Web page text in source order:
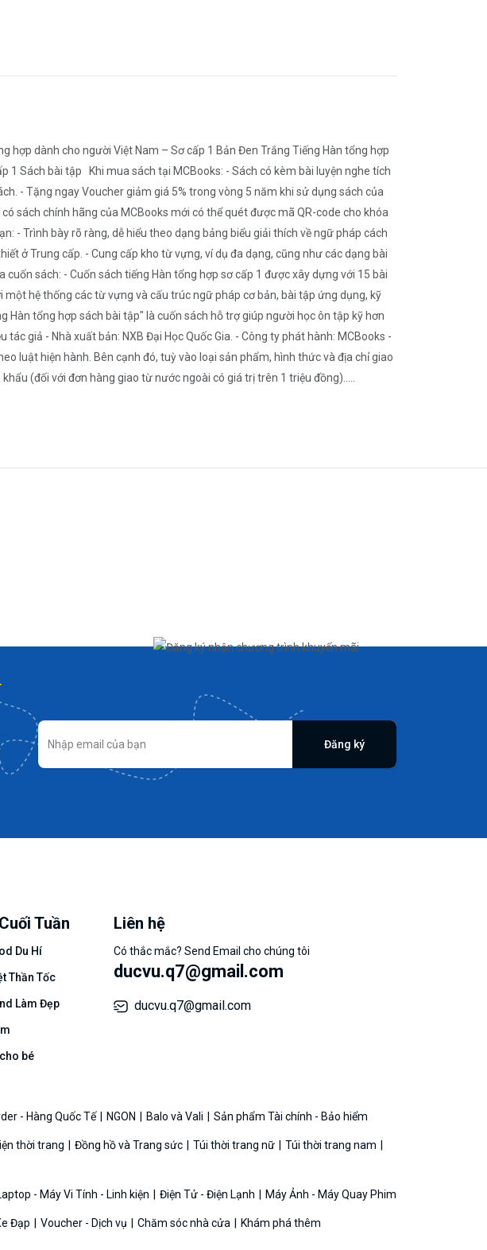
dành cho người Việt Nam – Sơ cấp 1 Bản Đen Trắng Tiếng Hàn tổng hợp
1 Sách bài tập Khi mua sách tại MCBooks: - Sách có kèm bài luyện nghe tích
- Tặng ngay Voucher giảm giá 5% trong vòng 5 năm khi sử dụng sách của
sách chính hãng của MCBooks mới có thể quét được mã QR-code cho khóa
- Trình bày rõ ràng, dễ hiểu theo dạng bảng biểu giải thích về ngữ pháp cách
ở Trung cấp. - Cung cấp kho từ vựng, ví dụ đa dạng, cũng như các dạng bài
sách: - Cuốn sách tiếng Hàn tổng hợp sơ cấp 1 được xây dựng với 15 bài
hệ thống các từ vựng và cấu trúc ngữ pháp cơ bản, bài tập ứng dụng, kỹ
tổng hợp sách bài tập" là cuốn sách hỗ trợ giúp người học ôn tập kỹ hơn
giả - Nhà xuất bản: NXB Đại Học Quốc Gia. - Công ty phát hành: MCBooks -
luật hiện hành. Bên cạnh đó, tuỳ vào loại sản phẩm, hình thức và địa chỉ giao
(đối với đơn hàng giao từ nước ngoài có giá trị trên 1 triệu đồng).....
Đăng ký
Tuần
Du Hí
Thần Tốc
Làm Đẹp
bé
Liên hệ
Có thắc mắc? Send Email cho chúng tôi
ducvu.q7@gmail.com
ducvu.q7@gmail.com
- Hàng Quốc Tế NGON Balo và Vali Sản phẩm Tài chính - Bảo hiểm
thời trang Đồng hồ và Trang sức Túi thời trang nữ
Túi thời trang nam
- Máy Vi Tính - Linh kiện Điện Tử - Điện Lạnh Máy Ảnh - Máy Quay Phim
Đạp Voucher - Dịch vụ Chăm sóc nhà cửa Khám phá thêm